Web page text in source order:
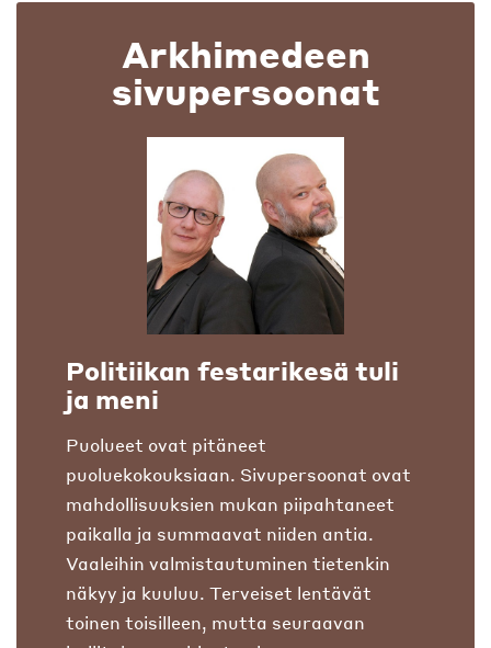
Arkhimedeen
sivupersoonat
Politiikan festarikesä tuli
ja meni
Puolueet ovat pitäneet
puoluekokouksiaan. Sivupersoonat ovat
mahdollisuuksien mukan piipahtaneet
paikalla ja summaavat niiden antia.
Vaaleihin valmistautuminen tietenkin
näkyy ja kuuluu. Terveiset lentävät
toinen toisilleen, mutta seuraavan